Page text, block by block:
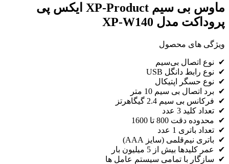
ماوس بی سیم XP-Product ایکس پی
پروداکت مدل XP-W140
ویژگی های محصول
✔ نوع اتصال بی‌سیم
✔ نوع رابط دانگل USB
✔ نوع حسگر اپتیکال
✔ برد اتصال بی سیم 10 متر
✔ فرکانس بی سیم 2.4 گیگاهرتز
✔ تعداد کلید 3 عدد
✔ محدوده دقت 800 تا 1600
✔ تعداد باتری 1 عدد
✔ باتری نیم‌قلمی (سایز AAA)
✔ عمر کلیدها بیش از 5 میلیون بار
✔ سازگار با تمامی سیستم عامل ها